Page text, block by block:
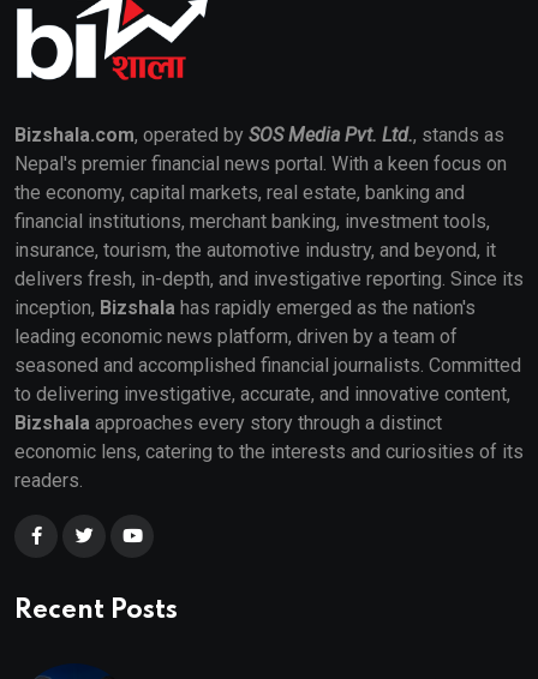
Bizshala.com, operated by SOS Media Pvt. Ltd., stands as
Nepal's premier financial news portal. With a keen focus on
the economy, capital markets, real estate, banking and
financial institutions, merchant banking, investment tools,
insurance, tourism, the automotive industry, and beyond, it
delivers fresh, in-depth, and investigative reporting. Since its
inception, Bizshala has rapidly emerged as the nation's
leading economic news platform, driven by a team of
seasoned and accomplished financial journalists. Committed
to delivering investigative, accurate, and innovative content,
Bizshala approaches every story through a distinct
economic lens, catering to the interests and curiosities of its
readers.
Recent Posts